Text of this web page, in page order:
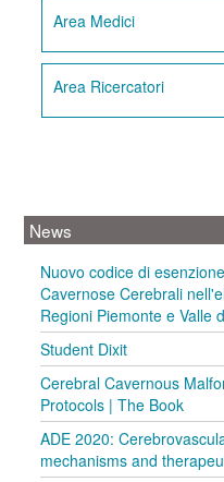
Area Medici
Area Ricercatori
News
Nuovo codice di
Cavernose Cerebrali
Regioni Piemonte e Valle
Student Dixit
Cerebral Cavernous
Protocols | The Book
ADE 2020:
mechanisms and